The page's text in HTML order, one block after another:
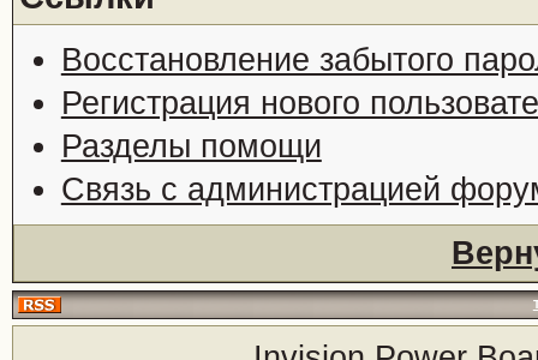
Восстановление забытого
Регистрация нового
Разделы помощи
Связь с администрацией